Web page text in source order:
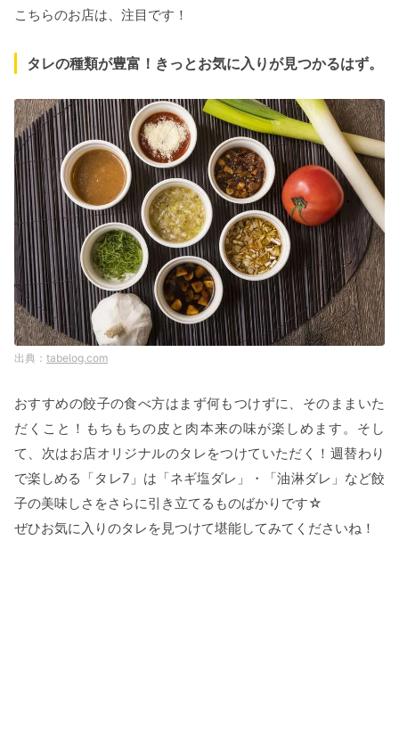
こちらのお店は、注目です！
タレの種類が豊富！きっとお気に入りが見つかるはず。
tabelog.com
おすすめの餃子の食べ方はまず何もつけずに、そのままいた
だくこと！もちもちの皮と肉本来の味が楽しめます。そし
て、次はお店オリジナルのタレをつけていただく！週替わり
で楽しめる「タレ7」は「ネギ塩ダレ」・「油淋ダレ」など餃
子の美味しさをさらに引き立てるものばかりです☆
ぜひお気に入りのタレを見つけて堪能してみてくださいね！